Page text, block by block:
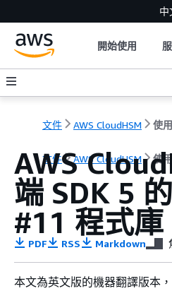
中
開始使用
文件 AWS CloudHSM 使
文件 AWS CloudHSM 使
AWS
端 SDK 5
#11 程式庫
PDF RSS Markdown
本文為英文版的機器翻譯版本